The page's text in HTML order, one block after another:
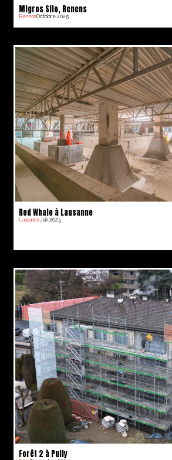
Migros Silo, Renens
RenensOctobre 2025
Red Whale à Lausanne
Lausanne Juin 2025
Forêt 2 à Pully